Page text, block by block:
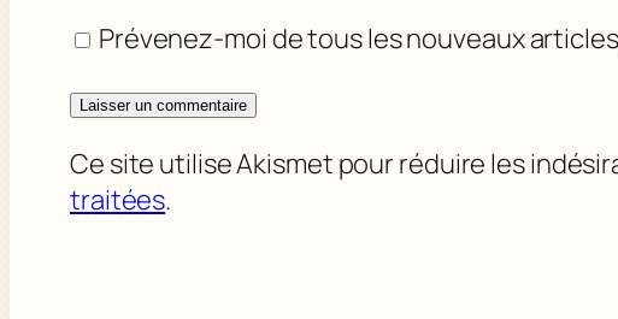
Prévenez-moi de tous les nouveaux
Ce site utilise Akismet pour réduire les
traitées.